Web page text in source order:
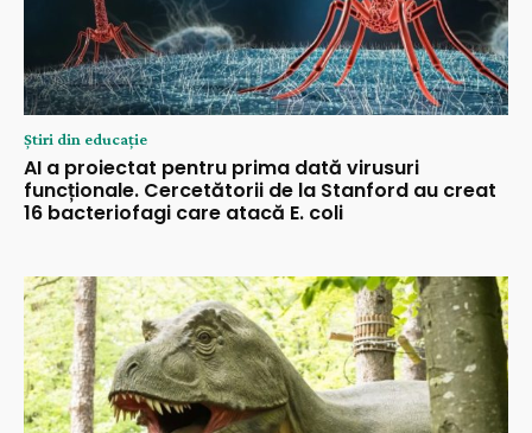
Știri din educație
AI a proiectat pentru prima dată virusuri
funcționale. Cercetătorii de la Stanford au creat
16 bacteriofagi care atacă E. coli